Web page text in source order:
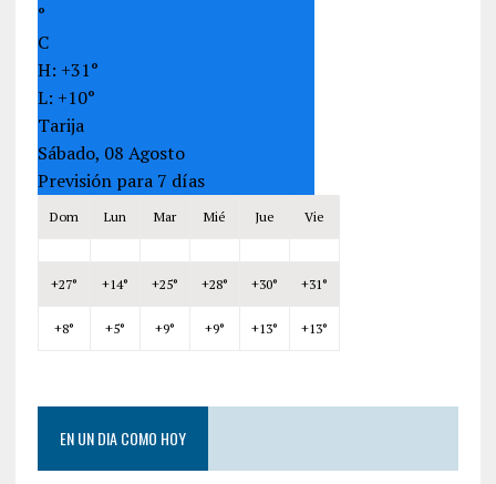
°
C
H: +31°
L: +10°
Tarija
Sábado, 08 Agosto
Previsión para 7 días
Dom Lun Mar Mié Jue Vie
+27° +14° +25° +28° +30° +31°
+8° +5° +9° +9° +13° +13°
EN UN DIA COMO HOY